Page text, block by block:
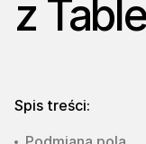
z
Spis treści: